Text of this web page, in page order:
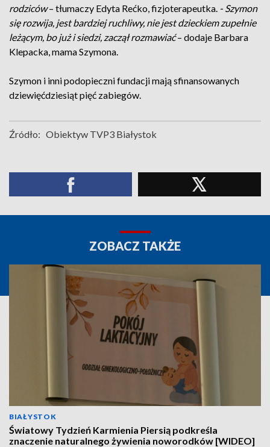
rodziców– tłumaczy Edyta Rećko, fizjoterapeutka. - Szymon
się rozwija, jest bardziej ruchliwy, nie jest dzieckiem zupełnie
leżącym, bo już i siedzi, zaczął rozmawiać– dodaje Barbara
Klepacka, mama Szymona.
Szymon i inni podopieczni fundacji mają sfinansowanych
dziewięćdziesiąt pięć zabiegów.
Źródło: Obiektyw TVP3 Białystok
ZOBACZ TAKŻE
BIAŁYSTOK
Światowy Tydzień Karmienia Piersią podkreśla
znaczenie naturalnego żywienia noworodków [WIDEO]